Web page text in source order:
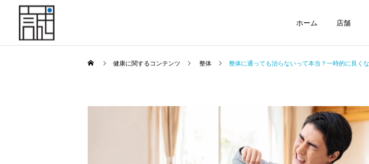
ホーム 店舗
国
姿勢が悪いと学力は下が
整体に通っても治らないっ
健康に関するコンテンツ 整体 整体に通っても治らないって本当？一時的に良く